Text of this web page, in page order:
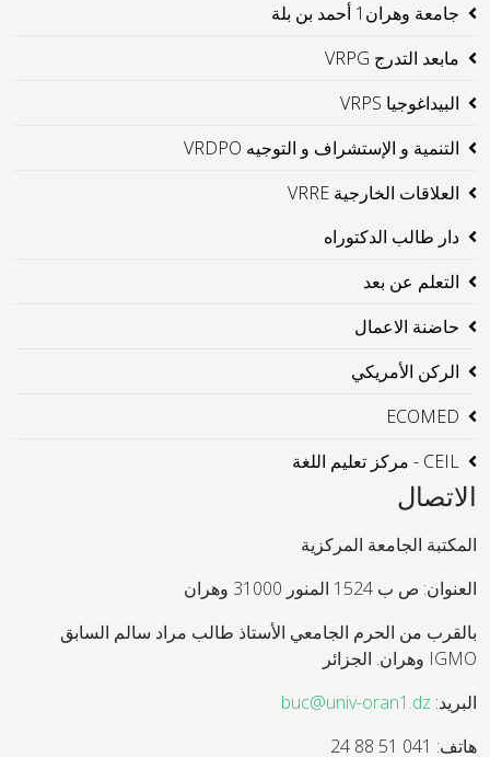
جامعة وهران1 أحمد بن بلة
مابعد التدرج VRPG
البيداغوجيا VRPS
التنمية و الإستشراف و التوجيه VRDPO
العلاقات الخارجية VRRE
دار طالب الدكتوراه
التعلم عن بعد
حاضنة الاعمال
الركن الأمريكي
ECOMED
CEIL - مركز تعليم اللغة
الاتصال
المكتبة الجامعة المركزية
العنوان: ص ب 1524 المنور 31000 وهران
بالقرب من الحرم الجامعي الأستاذ طالب مراد سالم السابق
IGMO وهران. الجزائر
البريد: buc@univ-oran1.dz
هاتف: 041 51 88 24